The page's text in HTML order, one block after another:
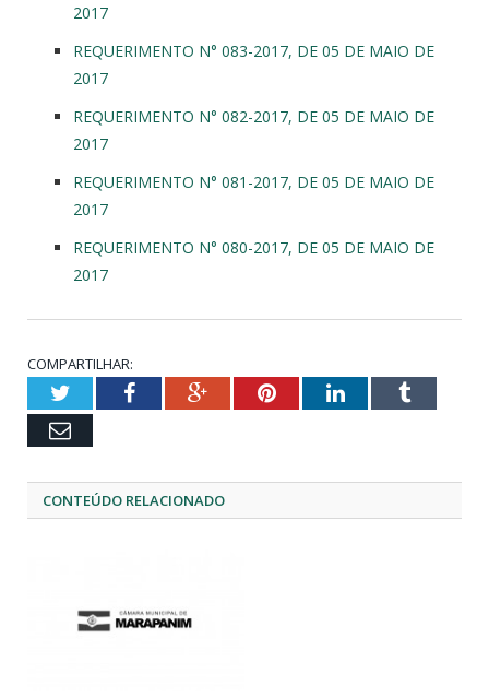
2017
REQUERIMENTO N° 083-2017, DE 05 DE MAIO DE
2017
REQUERIMENTO N° 082-2017, DE 05 DE MAIO DE
2017
REQUERIMENTO N° 081-2017, DE 05 DE MAIO DE
2017
REQUERIMENTO N° 080-2017, DE 05 DE MAIO DE
2017
COMPARTILHAR:
TwitterFacebookGoogle+PinterestLinkedInTumblr
Email
CONTEÚDO RELACIONADO